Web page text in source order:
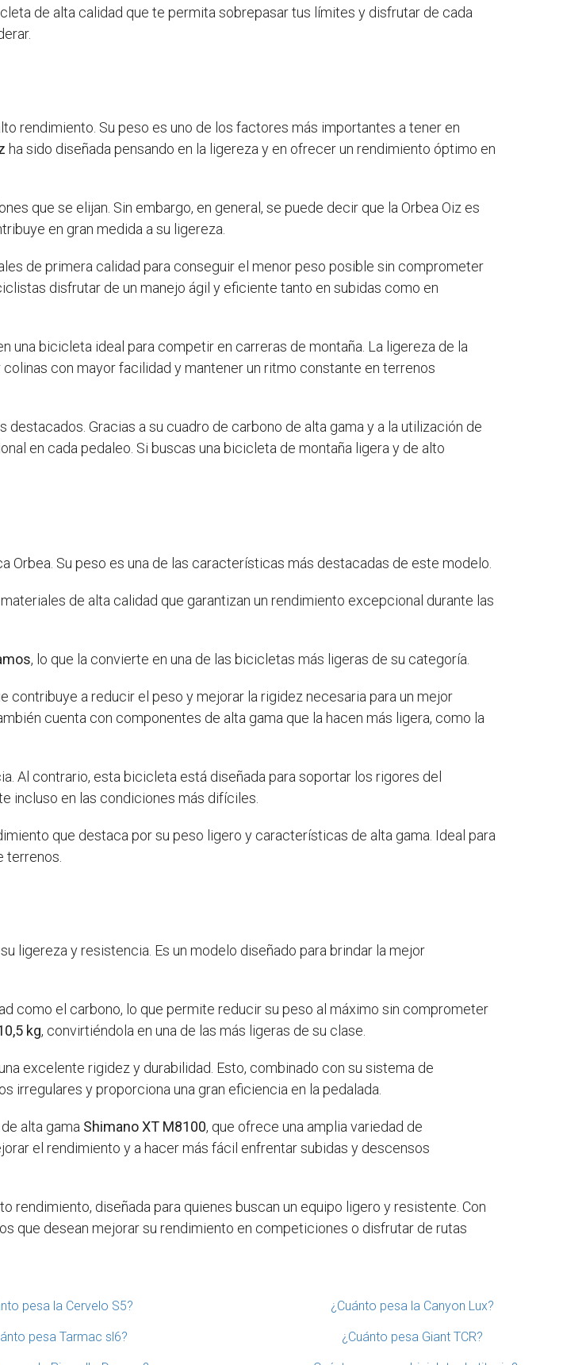
de alta calidad que te permita sobrepasar tus límites y disfrutar de cada
rendimiento. Su peso es uno de los factores más importantes a tener en
ha sido diseñada pensando en la ligereza y en ofrecer un rendimiento óptimo en
que se elijan. Sin embargo, en general, se puede decir que la Orbea Oiz es
en gran medida a su ligereza.
de primera calidad para conseguir el menor peso posible sin comprometer
disfrutar de un manejo ágil y eficiente tanto en subidas como en
una bicicleta ideal para competir en carreras de montaña. La ligereza de la
con mayor facilidad y mantener un ritmo constante en terrenos
destacados. Gracias a su cuadro de carbono de alta gama y a la utilización de
en cada pedaleo. Si buscas una bicicleta de montaña ligera y de alto
Orbea. Su peso es una de las características más destacadas de este modelo.
de alta calidad que garantizan un rendimiento excepcional durante las
, lo que la convierte en una de las bicicletas más ligeras de su categoría.
contribuye a reducir el peso y mejorar la rigidez necesaria para un mejor
cuenta con componentes de alta gama que la hacen más ligera, como la
Al contrario, esta bicicleta está diseñada para soportar los rigores del
incluso en las condiciones más difíciles.
que destaca por su peso ligero y características de alta gama. Ideal para
terrenos.
ligereza y resistencia. Es un modelo diseñado para brindar la mejor
como el carbono, lo que permite reducir su peso al máximo sin comprometer
kg, convirtiéndola en una de las más ligeras de su clase.
excelente rigidez y durabilidad. Esto, combinado con su sistema de
y proporciona una gran eficiencia en la pedalada.
alta gama Shimano XT M8100, que ofrece una amplia variedad de
el rendimiento y a hacer más fácil enfrentar subidas y descensos
rendimiento, diseñada para quienes buscan un equipo ligero y resistente. Con
que desean mejorar su rendimiento en competiciones o disfrutar de rutas
pesa la Cervelo S5? ¿Cuánto pesa la Canyon Lux?
pesa Tarmac sl6? ¿Cuánto pesa Giant TCR?